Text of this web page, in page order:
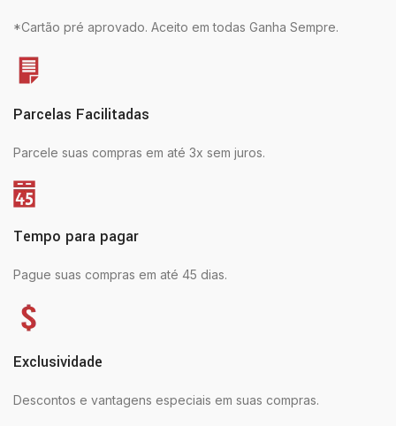
*Cartão pré aprovado. Aceito em todas Ganha Sempre.
Parcelas Facilitadas
Parcele suas compras em até 3x sem juros.
Tempo para pagar
Pague suas compras em até 45 dias.
Exclusividade
Descontos e vantagens especiais em suas compras.